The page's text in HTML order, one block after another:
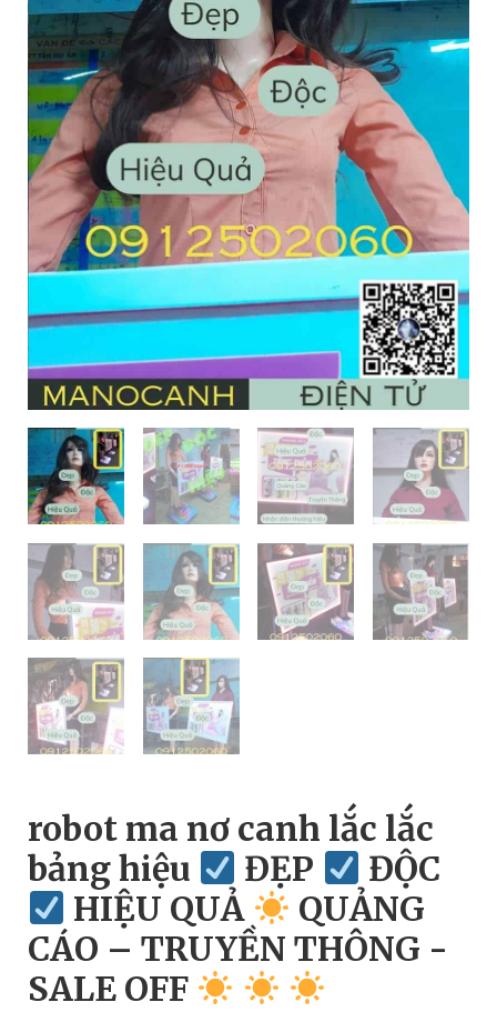
robot ma nơ canh lắc lắc
bảng hiệu
ĐẸP
ĐỘC
HIỆU QUẢ
QUẢNG
CÁO – TRUYỀN THÔNG -
SALE OFF